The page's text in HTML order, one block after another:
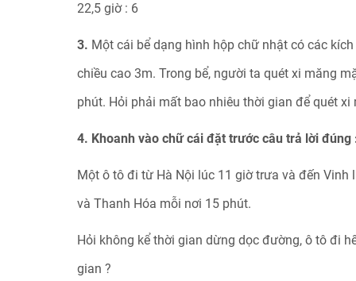
22,5 giờ : 6
3. Một cái bể dạng hình hộp chữ nhật có các
chiều cao 3m. Trong bể, người ta quét xi măng
phút. Hỏi phải mất bao nhiêu thời gian để quét xi
4. Khoanh vào chữ cái đặt trước câu trả lời đúng
Một ô tô đi từ Hà Nội lúc 11 giờ trưa và đến
và Thanh Hóa mỗi nơi 15 phút.
Hỏi không kể thời gian dừng dọc đường, ô tô đi
gian ?